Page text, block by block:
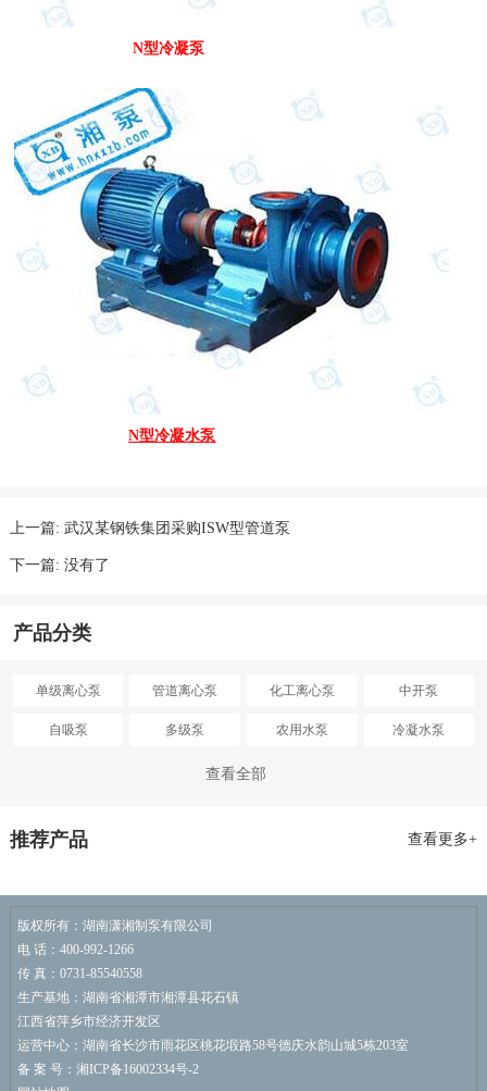
N型冷凝泵
N型冷凝水泵
上一篇: 武汉某钢铁集团采购ISW型管道泵
下一篇: 没有了
产品分类
单级离心泵 管道离心泵 化工离心泵 中开泵
自吸泵 多级泵 农用水泵 冷凝水泵
油泵 消防水泵
查看全部
推荐产品 查看更多+
版权所有：湖南潇湘制泵有限公司
电 话：400-992-1266
传 真：0731-85540558
生产基地：湖南省湘潭市湘潭县花石镇
江西省萍乡市经济开发区
运营中心：湖南省长沙市雨花区桃花塅路58号德庆水韵山城5栋203室
备 案 号：湘ICP备16002334号-2